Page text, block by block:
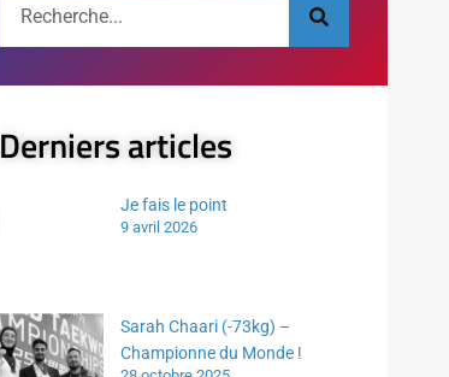
Derniers articles
Je fais le point
9 avril 2026
Sarah Chaari (-73kg) –
Championne du Monde !